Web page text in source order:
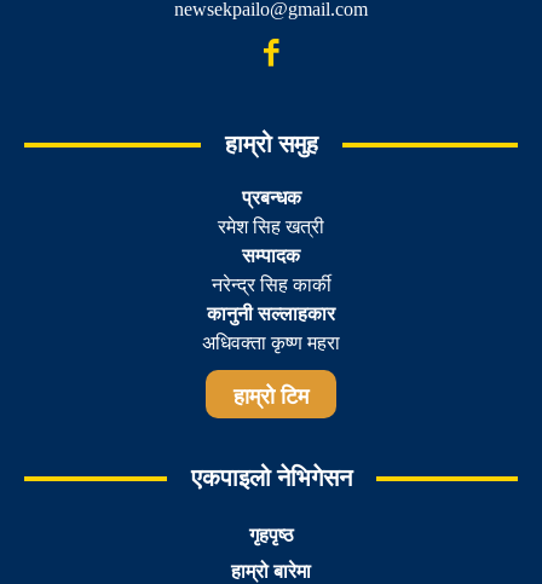
newsekpailo@gmail.com
हाम्रो समुह
प्रबन्धक
रमेश सिह खत्री
सम्पादक
नरेन्द्र सिह कार्की
कानुनी सल्लाहकार
अधिवक्ता कृष्ण महरा
हाम्रो टिम
एकपाइलो नेभिगेसन
गृहपृष्ठ
हाम्रो बारेमा